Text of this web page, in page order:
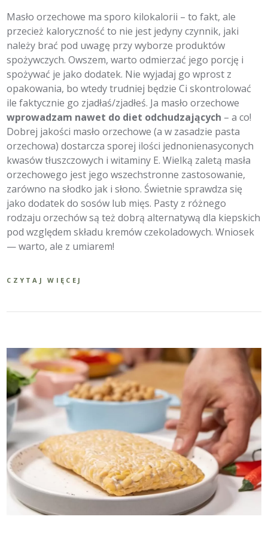
Masło orzechowe ma sporo kilokalorii – to fakt, ale
przecież kaloryczność to nie jest jedyny czynnik, jaki
należy brać pod uwagę przy wyborze produktów
spożywczych. Owszem, warto odmierzać jego porcję i
spożywać je jako dodatek. Nie wyjadaj go wprost z
opakowania, bo wtedy trudniej będzie Ci skontrolować
ile faktycznie go zjadłaś/zjadłeś. Ja masło orzechowe
wprowadzam nawet do diet odchudzających – a co!
Dobrej jakości masło orzechowe (a w zasadzie pasta
orzechowa) dostarcza sporej ilości jednonienasyconych
kwasów tłuszczowych i witaminy E. Wielką zaletą masła
orzechowego jest jego wszechstronne zastosowanie,
zarówno na słodko jak i słono. Świetnie sprawdza się
jako dodatek do sosów lub mięs. Pasty z różnego
rodzaju orzechów są też dobrą alternatywą dla kiepskich
pod względem składu kremów czekoladowych. Wniosek
— warto, ale z umiarem!
CZYTAJ WIĘCEJ